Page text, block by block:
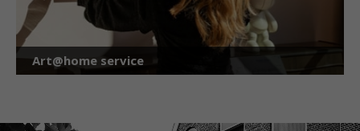
Art@home service